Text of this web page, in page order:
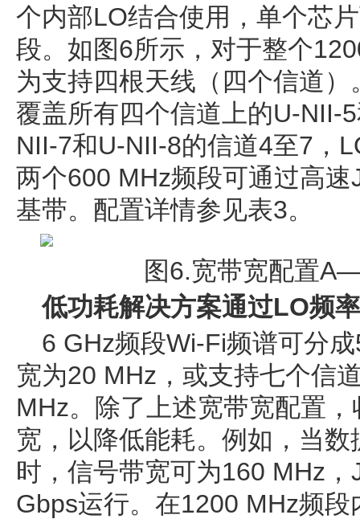
个内部LO结合使用，单个芯
段。如图6所示，对于整个
为支持四根天线（四个信道
覆盖所有四个信道上的U-NII-
NII-7和U-NII-8的信道4至7，
两个600 MHz频段可通过高
基带。配置详情参见表3。
图6.宽带宽配置
低功耗解决方案通过LO频
6 GHz频段Wi-Fi频谱可分
宽为20 MHz，或支持七个信
MHz。除了上述宽带宽配置
宽，以降低能耗。例如，当
时，信号带宽可为160 MHz
Gbps运行。在1200 MHz频